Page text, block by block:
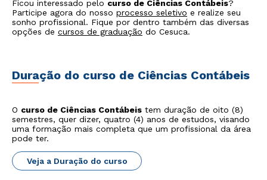
Ficou interessado pelo curso de Ciências Contábeis?
Participe agora do nosso processo seletivo e realize seu
sonho profissional. Fique por dentro também das diversas
opções de cursos de graduação do Cesuca.
Duração do curso de Ciências Contábeis
O curso de Ciências Contábeis tem duração de oito (8)
semestres, quer dizer, quatro (4) anos de estudos, visando
uma formação mais completa que um profissional da área
pode ter.
Veja a Duração do curso